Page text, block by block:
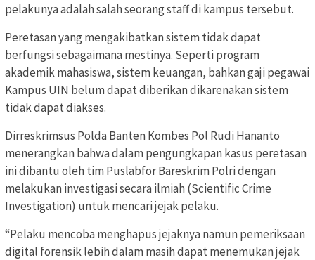
pelakunya adalah salah seorang staff di kampus tersebut.
Peretasan yang mengakibatkan sistem tidak dapat
berfungsi sebagaimana mestinya. Seperti program
akademik mahasiswa, sistem keuangan, bahkan gaji pegawai
Kampus UIN belum dapat diberikan dikarenakan sistem
tidak dapat diakses.
Dirreskrimsus Polda Banten Kombes Pol Rudi Hananto
menerangkan bahwa dalam pengungkapan kasus peretasan
ini dibantu oleh tim Puslabfor Bareskrim Polri dengan
melakukan investigasi secara ilmiah (Scientific Crime
Investigation) untuk mencari jejak pelaku.
“Pelaku mencoba menghapus jejaknya namun pemeriksaan
digital forensik lebih dalam masih dapat menemukan jejak